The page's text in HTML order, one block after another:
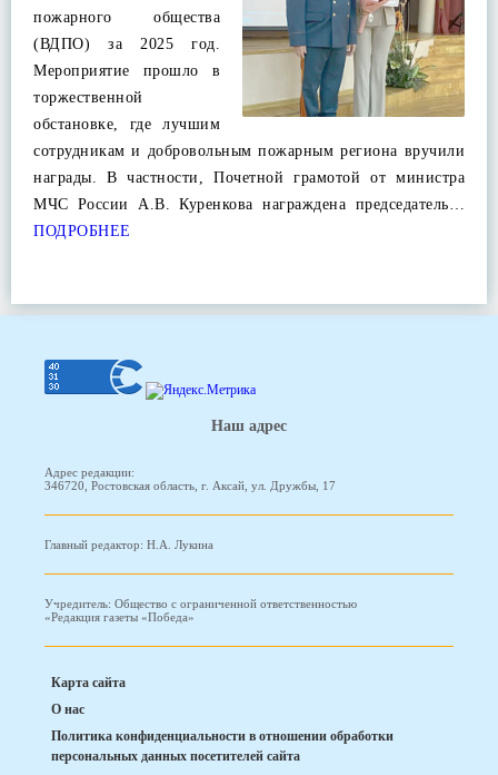
пожарного общества
(ВДПО) за 2025 год.
Мероприятие прошло в
торжественной
обстановке, где лучшим
сотрудникам и добровольным пожарным региона вручили
награды. В частности, Почетной грамотой от министра
МЧС России А.В. Куренкова награждена председатель…
ПОДРОБНЕЕ
Наш адрес
Адрес редакции:
346720, Ростовская область, г. Аксай, ул. Дружбы, 17
Главный редактор: Н.А. Лукина
Учредитель: Общество с ограниченной ответственностью
«Редакция газеты «Победа»
Карта сайта
О нас
Политика конфиденциальности в отношении обработки
персональных данных посетителей сайта